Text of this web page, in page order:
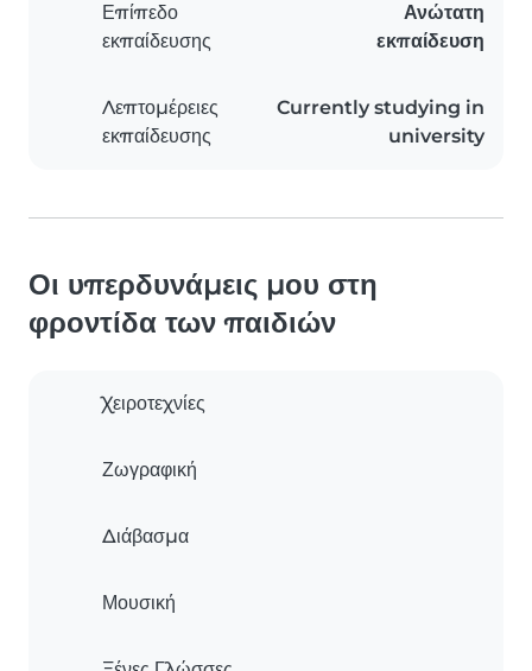
Επίπεδο
εκπαίδευσης
Ανώτατη
εκπαίδευση
Λεπτομέρειες
εκπαίδευσης
Currently studying in
university
Οι υπερδυνάμεις μου στη
φροντίδα των παιδιών
Χειροτεχνίες
Ζωγραφική
Διάβασμα
Μουσική